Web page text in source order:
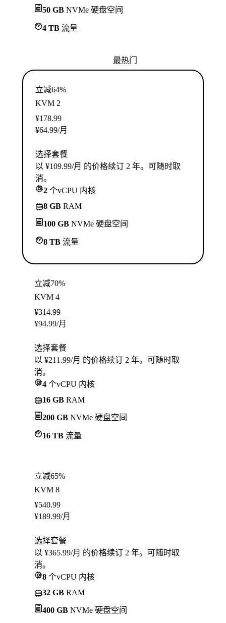
50 GB NVMe 硬盘空间
4 TB 流量
最热门
立减64%
KVM 2
¥178.99
¥64.99/月
选择套餐
以 ¥109.99/月 的价格续订 2 年。可随时取
消。
2 个vCPU 内核
8 GB RAM
100 GB NVMe 硬盘空间
8 TB 流量
立减70%
KVM 4
¥314.99
¥94.99/月
选择套餐
以 ¥211.99/月 的价格续订 2 年。可随时取
消。
4 个vCPU 内核
16 GB RAM
200 GB NVMe 硬盘空间
16 TB 流量
立减65%
KVM 8
¥540.99
¥189.99/月
选择套餐
以 ¥365.99/月 的价格续订 2 年。可随时取
消。
8 个vCPU 内核
32 GB RAM
400 GB NVMe 硬盘空间